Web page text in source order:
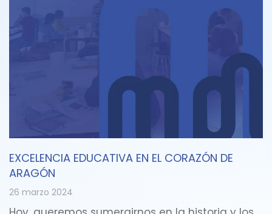
EXCELENCIA EDUCATIVA EN EL CORAZÓN DE
ARAGÓN
26 marzo 2024